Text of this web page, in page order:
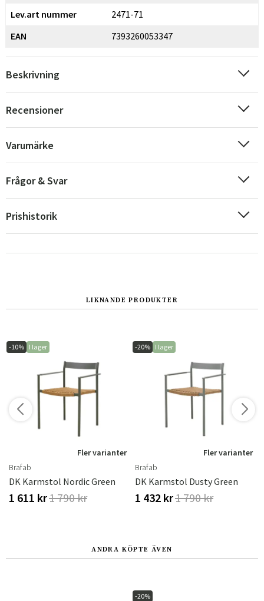
Norge
Suomi
Lev.art nummer
2471-71
EAN
7393260053347
Beskrivning
Recensioner
Varumärke
Frågor & Svar
Prishistorik
LIKNANDE PRODUKTER
-10% I lager
Fler varianter
Brafab
DK Karmstol Nordic Green
1 611 kr1 790 kr
-20% I lager
Fler varianter
Brafab
DK Karmstol Dusty Green
1 432 kr1 790 kr
ANDRA KÖPTE ÄVEN
-20%